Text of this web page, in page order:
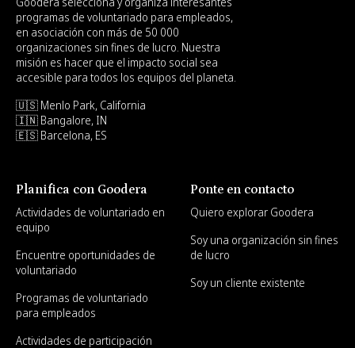
programas de voluntariado para empleados,
en asociación con más de 50 000
organizaciones sin fines de lucro. Nuestra
misión es hacer que el impacto social sea
accesible para todos los equipos del planeta.
🇺🇸 Menlo Park, California
🇮🇳 Bangalore, IN
🇪🇸 Barcelona, ES
Planifica con Goodera
Actividades de voluntariado en
equipo
Encuentre oportunidades de
voluntariado
Programas de voluntariado
para empleados
Actividades de participación
Ponte en contacto
Quiero explorar Goodera
Soy una organización sin fines
de lucro
Soy un cliente existente